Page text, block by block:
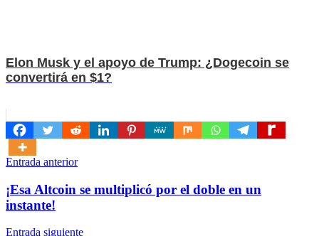
Elon Musk y el apoyo de Trump: ¿Dogecoin se
convertirá en $1?
Navegación
de
entradas
Entrada anterior
¡Esa Altcoin se multiplicó por el doble en un
instante!
Entrada siguiente